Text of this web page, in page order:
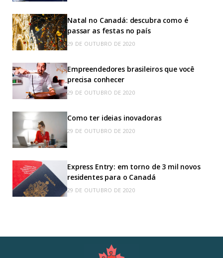
Natal no Canadá: descubra como é
passar as festas no país
29 DE OUTUBRO DE 2020
Empreendedores brasileiros que você
precisa conhecer
29 DE OUTUBRO DE 2020
Como ter ideias inovadoras
29 DE OUTUBRO DE 2020
Express Entry: em torno de 3 mil novos
residentes para o Canadá
29 DE OUTUBRO DE 2020